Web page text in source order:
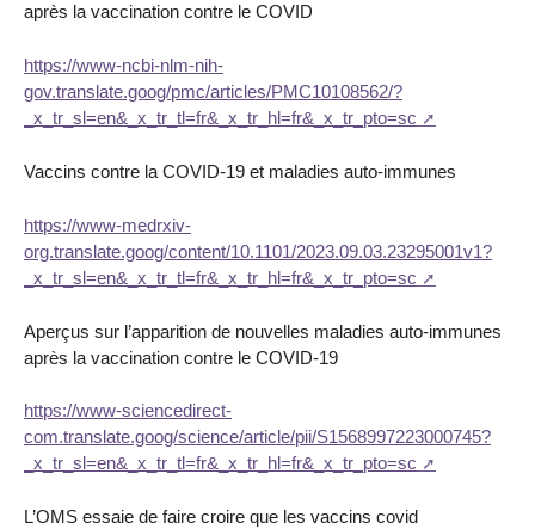
après la vaccination contre le COVID
https://www-ncbi-nlm-nih-
gov.translate.goog/pmc/articles/PMC10108562/?
_x_tr_sl=en&_x_tr_tl=fr&_x_tr_hl=fr&_x_tr_pto=sc
Vaccins contre la COVID-19 et maladies auto-immunes
https://www-medrxiv-
org.translate.goog/content/10.1101/2023.09.03.23295001v1?
_x_tr_sl=en&_x_tr_tl=fr&_x_tr_hl=fr&_x_tr_pto=sc
Aperçus sur l’apparition de nouvelles maladies auto-immunes
après la vaccination contre le COVID-19
https://www-sciencedirect-
com.translate.goog/science/article/pii/S1568997223000745?
_x_tr_sl=en&_x_tr_tl=fr&_x_tr_hl=fr&_x_tr_pto=sc
L’OMS essaie de faire croire que les vaccins covid